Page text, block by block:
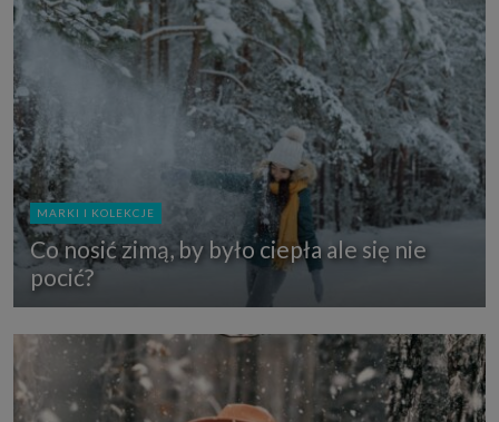
MARKI I KOLEKCJE
Co nosić zimą, by było ciepła ale się nie
pocić?